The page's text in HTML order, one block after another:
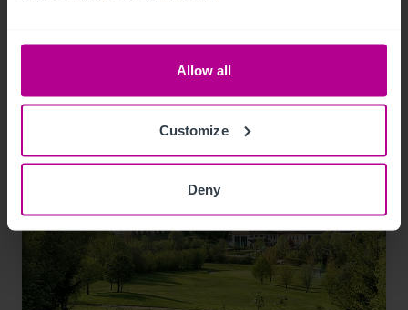
Allow all
Customize
Deny